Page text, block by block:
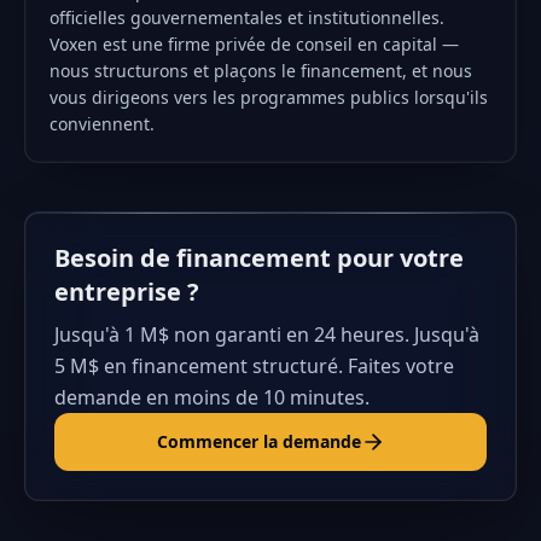
officielles gouvernementales et institutionnelles.
Voxen est une firme privée de conseil en capital —
nous structurons et plaçons le financement, et nous
vous dirigeons vers les programmes publics lorsqu'ils
conviennent.
Besoin de financement pour votre
entreprise ?
Jusqu'à 1 M$ non garanti en 24 heures. Jusqu'à
5 M$ en financement structuré. Faites votre
demande en moins de 10 minutes.
Commencer la demande